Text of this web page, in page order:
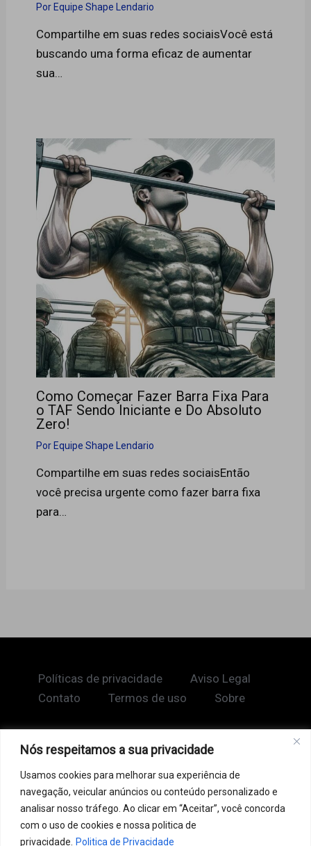
Nós respeitamos a sua privacidade
Usamos cookies para melhorar sua experiência de
navegação, veicular anúncios ou conteúdo personalizado e
analisar nosso tráfego. Ao clicar em “Aceitar”, você concorda
com o uso de cookies e nossa politica de
privacidade. Politica de Privacidade
PorEquipe Shape Lendario
Compartilhe em suas redes sociaisVocê está
buscando uma forma eficaz de aumentar
sua…
Como Começar Fazer Barra Fixa Para
o TAF Sendo Iniciante e Do Absoluto
Zero!
Por Equipe Shape Lendario
Compartilhe em suas redes sociaisEntão
você precisa urgente como fazer barra fixa
para…
Políticas de privacidade
Aviso Legal
Contato
Termos de uso Sobre
Ao acessar este site, você concorda com nossos
Termos de Uso e Política de Privacidade. Este site
pode conter links patrocinados, incluindo do Google
AdSense, e links de afiliados. Podemos receber uma